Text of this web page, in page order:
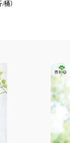
桶）